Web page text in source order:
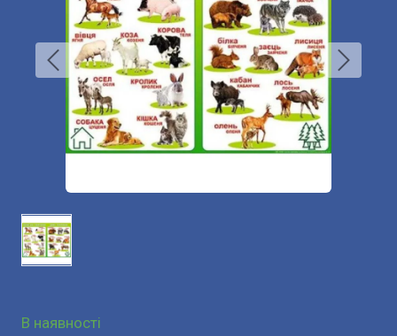
В наявності